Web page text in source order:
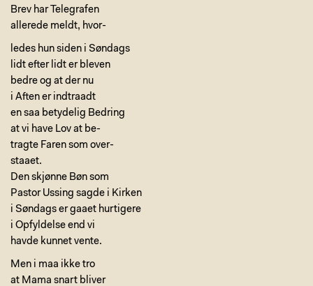
Brev har Telegrafen
allerede meldt, hvor-
ledes hun siden i Søndags
lidt efter lidt er bleven
bedre og at der nu
i Aften er indtraadt
en saa betydelig Bedring
at vi have Lov at be-
tragte Faren som over-
staaet.
Den skjønne Bøn som
Pastor Ussing sagde i Kirken
i Søndags er gaaet hurtigere
i Opfyldelse end vi
havde kunnet vente.
Men i maa ikke tro
at Mama snart bliver